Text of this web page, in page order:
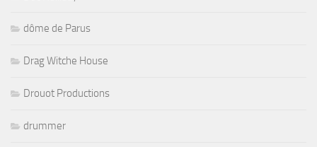
dôme de Parus
Drag Witche House
Drouot Productions
drummer